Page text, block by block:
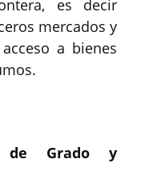
es decir
mercados y
a bienes
de Grado y